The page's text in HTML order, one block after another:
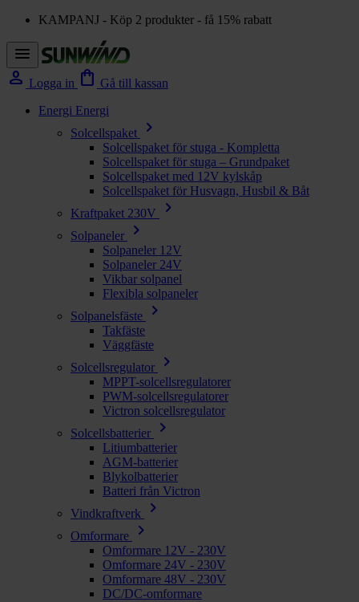
KAMPANJ - Köp 2 produkter - få 15% rabatt
menu
person Logga in shopping_bag Gå till kassan
Energi Energi
Solcellspaket
chevron_right
Solcellspaket för stuga - Kompletta
Solcellspaket för stuga – Grundpaket
Solcellspaket med 12V kylskåp
Solcellspaket för Husvagn, Husbil & Båt
Kraftpaket 230V
chevron_right
Solpaneler chevron_right
Solpaneler 12V
Solpaneler 24V
Vikbar solpanel
Flexibla solpaneler
Solpanelsfäste
chevron_right
Takfäste
Väggfäste
Solcellsregulator
chevron_right
MPPT-solcellsregulatorer
PWM-solcellsregulatorer
Victron solcellsregulator
Solcellsbatterier
chevron_right
Litiumbatterier
AGM-batterier
Blykolbatterier
Batteri från Victron
Vindkraftverk
chevron_right
Omformare chevron_right
Omformare 12V - 230V
Omformare 24V - 230V
Omformare 48V - 230V
DC/DC-omformare